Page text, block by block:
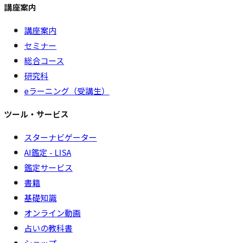
講座案内
講座案内
セミナー
総合コース
研究科
eラーニング（受講生）
ツール・サービス
スターナビゲーター
AI鑑定 - LISA
鑑定サービス
書籍
基礎知識
オンライン動画
占いの教科書